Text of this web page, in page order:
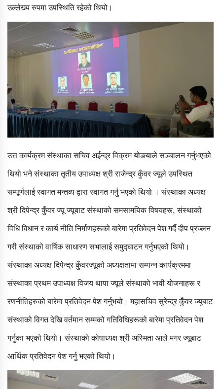
उल्लेख्य रुपमा उपस्थिति रहेको थियो।
उत्त कार्यक्रम संस्थाका सचिव अईन्द्र विक्रम योङयाले सञ्चालन गर्नुभएको
थियो भने संस्थाका तृतीय उपाध्यक्ष श्री राजेन्द्र कुँवर ज्यूले उपस्थित
सम्पूर्णलाई स्वागत मन्तव्य द्वारा स्वागत गर्नु भएको थियो । संस्थाका अध्यक्ष
श्री दिपेन्द्र कुँवर ज्यू ज्यूबाट संस्थाको समसामयिक विषयहरू, संस्थाको
विधि विधान र कार्य नीति निर्माणहरूको बारेमा प्रतिवेदन पेश गर्दै दीप प्रज्लन
गरी संस्थाको वार्षिक साधारण सभालाई समुद्घाटन गर्नुभएको थियो।
संस्थाका अध्यक्ष दिपेन्द्र कुँवरज्यूको अध्यक्षतामा सम्पन्न कार्यक्रममा
संस्थाका प्रथम उपाध्यक्ष विजय थापा ज्यूले संस्थाको भावी योजनाहरू र
रणनीतिहरुको बारेमा प्रतिवेदन पेश गर्नुभयो। महासचिव सुरेन्द्र कुँवर ज्यूबाट
संस्थाको विगत देखि वर्तमान सम्मको गतिविधिहरूको बारेमा प्रतिवेदन पेश
गर्नुका भएको थियो। संस्थाको कोषाध्यक्ष श्री अस्मिता आले मगर ज्यूबाट
आर्थिक प्रतिवेदन पेश गर्नु भएको थियो।